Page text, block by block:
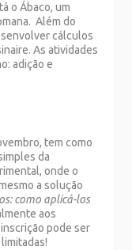
o Ábaco, um
Além do
cálculos
As atividades
adição e
tem como
da
onde o
a solução
como aplicá-los
aos
pode ser